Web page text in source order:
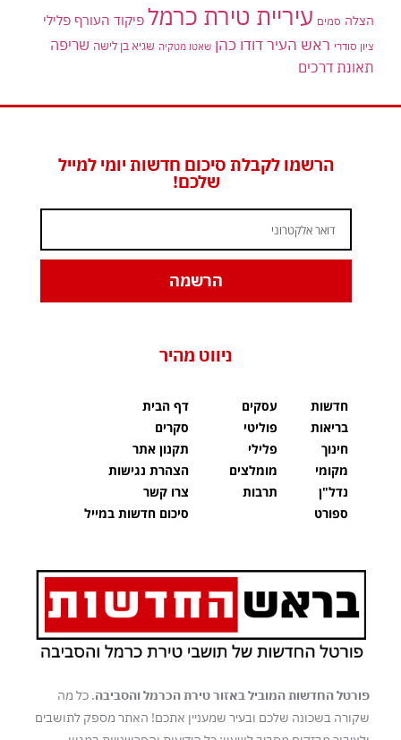
הצלה סמים עיריית טירת כרמל פיקוד העורף פלילי
ציון סודרי ראש העיר דודו כהן שאטו מטקיה שגיא בן לישה שריפה
תאונת דרכים
הרשמו לקבלת סיכום חדשות יומי למייל
שלכם!
הרשמה
ניווט מהיר
חדשות
בריאות
חינוך
מקומי
נדל"ן
ספורט
עסקים
פוליטי
פלילי
מומלצים
תרבות
דף הבית
סקרים
תקנון אתר
הצהרת נגישות
צרו קשר
סיכום חדשות במייל
פורטל החדשות המוביל באזור טירת הכרמל והסביבה. כל מה
שקורה בשכונה שלכם ובעיר שמעניין אתכם! האתר מספק לתושבים